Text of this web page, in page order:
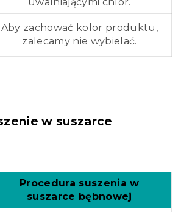
Aby zachować kolor produktu,
zalecamy nie wybielać.
w suszarce
Procedura suszenia w
suszarce bębnowej